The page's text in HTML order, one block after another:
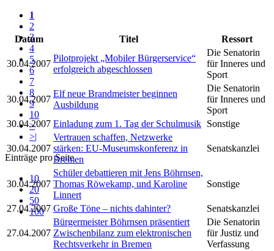
1
2
3
4
5
6
7
8
9
10
>
>|
Einträge pro Seite
10
20
50
100
Datum Titel Ressort
30.04.2007
Pilotprojekt „Mobiler Bürgerservice“
erfolgreich abgeschlossen
Die Senatorin
für Inneres und
Sport
30.04.2007
Elf neue Brandmeister beginnen
Ausbildung
Die Senatorin
für Inneres und
Sport
30.04.2007 Einladung zum 1. Tag der Schulmusik Sonstige
30.04.2007
Vertrauen schaffen, Netzwerke
stärken: EU-Museumskonferenz in
Bremen
Senatskanzlei
30.04.2007
Schüler debattieren mit Jens Böhrnsen,
Thomas Röwekamp, und Karoline
Linnert
Sonstige
27.04.2007 Große Töne – nichts dahinter? Senatskanzlei
27.04.2007
Bürgermeister Böhrnsen präsentiert
Zwischenbilanz zum elektronischen
Rechtsverkehr in Bremen
Die Senatorin
für Justiz und
Verfassung